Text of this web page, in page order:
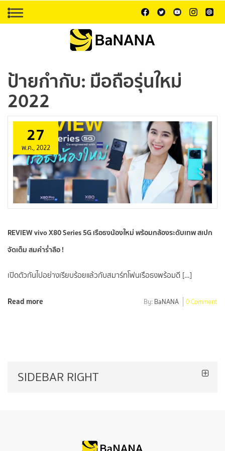
ป้ายกำกับ: มือถือรุ่นใหม่
2022
27
พ.ค., 2022
REVIEW vivo X80 Series 5G เรือธงน้องใหม่ พร้อมกล้องระดับเทพ สเปก
จัดเต็ม สมคำร่ำลือ !
เปิดตัวกันไปอย่างเรียบร้อยแล้วกับสมาร์ทโฟนเรือธงพร้อมดี […]
Read more By: BaNANA 0 Comment
SIDEBAR RIGHT